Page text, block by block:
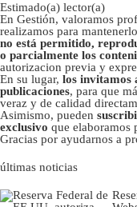
Estimado(a) lector(a)
En Gestión, valoramos
realizamos para
no está permitido,
o parcialmente los
autorizacion previa y
En su lugar, los invitamos
publicaciones, para que
veraz y de calidad
Asimismo, pueden
exclusivo que elaboramos
Gracias por ayudarnos a
últimas noticias